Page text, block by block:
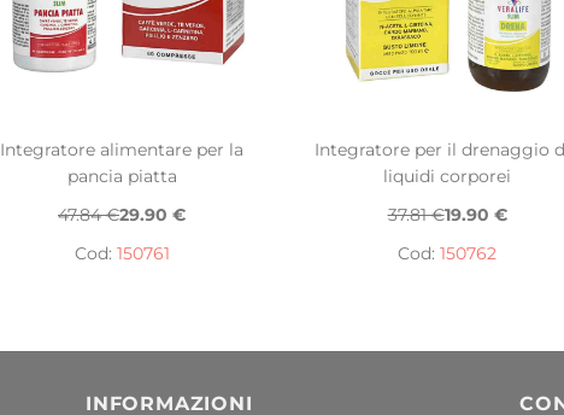
Integratore alimentare per la
pancia piatta
47.84 €29.90 €
Cod: 150761
Integratore per il drenaggio
liquidi corporei
37.81 €19.90 €
Cod: 150762
INFORMAZIONI